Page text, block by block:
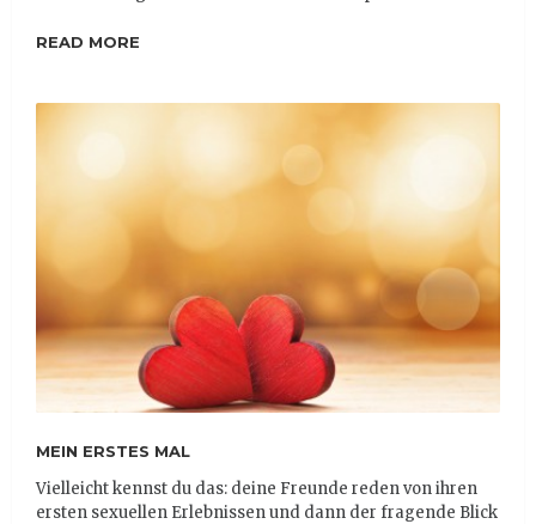
READ MORE
MEIN ERSTES MAL
Vielleicht kennst du das: deine Freunde reden von ihren
ersten sexuellen Erlebnissen und dann der fragende Blick